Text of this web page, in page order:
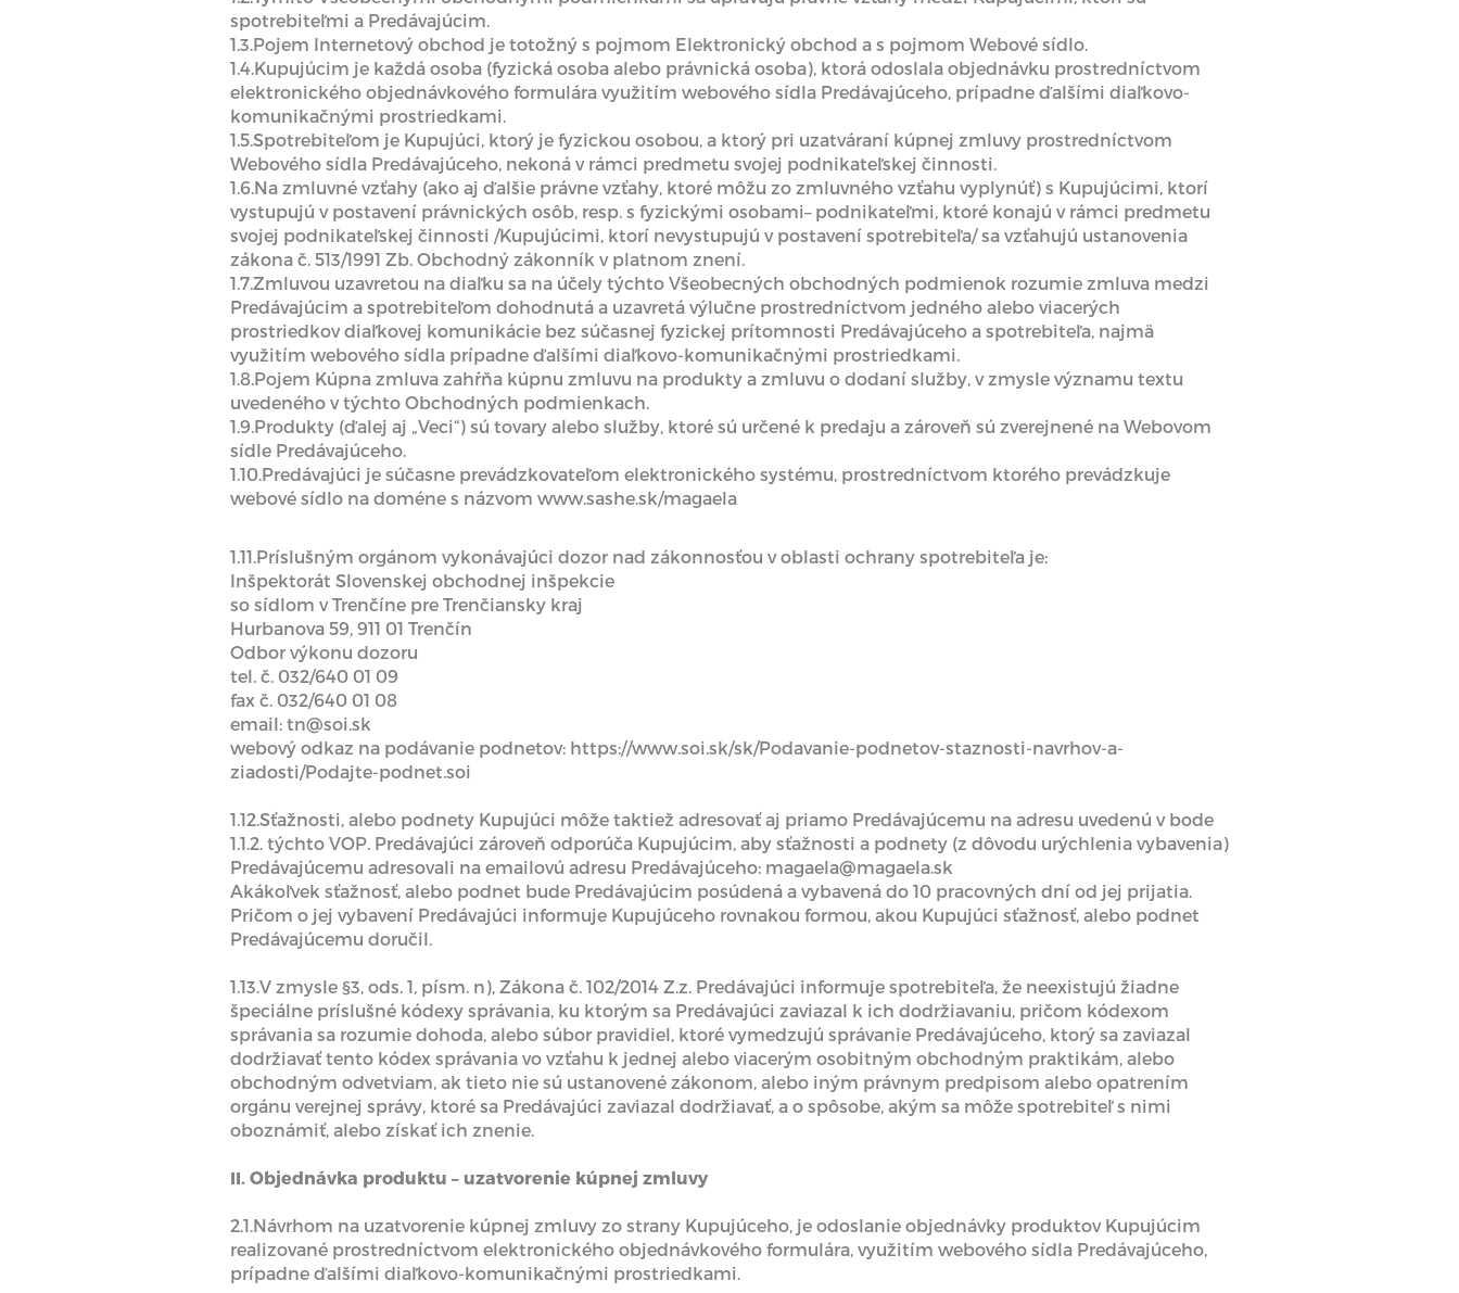
spotrebiteľmi a Predávajúcim.
1.3.Pojem Internetový obchod je totožný s pojmom Elektronický obchod a s pojmom Webové sídlo.
1.4.Kupujúcim je každá osoba (fyzická osoba alebo právnická osoba), ktorá odoslala objednávku prostredníctvom
elektronického objednávkového formulára využitím webového sídla Predávajúceho, prípadne ďalšími diaľkovo-
komunikačnými prostriedkami.
1.5.Spotrebiteľom je Kupujúci, ktorý je fyzickou osobou, a ktorý pri uzatváraní kúpnej zmluvy prostredníctvom
Webového sídla Predávajúceho, nekoná v rámci predmetu svojej podnikateľskej činnosti.
1.6.Na zmluvné vzťahy (ako aj ďalšie právne vzťahy, ktoré môžu zo zmluvného vzťahu vyplynúť) s Kupujúcimi, ktorí
vystupujú v postavení právnických osôb, resp. s fyzickými osobami– podnikateľmi, ktoré konajú v rámci predmetu
svojej podnikateľskej činnosti /Kupujúcimi, ktorí nevystupujú v postavení spotrebiteľa/ sa vzťahujú ustanovenia
zákona č. 513/1991 Zb. Obchodný zákonník v platnom znení.
1.7.Zmluvou uzavretou na diaľku sa na účely týchto Všeobecných obchodných podmienok rozumie zmluva medzi
Predávajúcim a spotrebiteľom dohodnutá a uzavretá výlučne prostredníctvom jedného alebo viacerých
prostriedkov diaľkovej komunikácie bez súčasnej fyzickej prítomnosti Predávajúceho a spotrebiteľa, najmä
využitím webového sídla prípadne ďalšími diaľkovo-komunikačnými prostriedkami.
1.8.Pojem Kúpna zmluva zahŕňa kúpnu zmluvu na produkty a zmluvu o dodaní služby, v zmysle významu textu
uvedeného v týchto Obchodných podmienkach.
1.9.Produkty (ďalej aj „Veci“) sú tovary alebo služby, ktoré sú určené k predaju a zároveň sú zverejnené na Webovom
sídle Predávajúceho.
1.10.Predávajúci je súčasne prevádzkovateľom elektronického systému, prostredníctvom ktorého prevádzkuje
webové sídlo na doméne s názvom www.sashe.sk/magaela
1.11.Príslušným orgánom vykonávajúci dozor nad zákonnosťou v oblasti ochrany spotrebiteľa je:
Inšpektorát Slovenskej obchodnej inšpekcie
so sídlom v Trenčíne pre Trenčiansky kraj
Hurbanova 59, 911 01 Trenčín
Odbor výkonu dozoru
tel. č. 032/640 01 09
fax č. 032/640 01 08
email: tn@soi.sk
webový odkaz na podávanie podnetov: https://www.soi.sk/sk/Podavanie-podnetov-staznosti-navrhov-a-
ziadosti/Podajte-podnet.soi
1.12.Sťažnosti, alebo podnety Kupujúci môže taktiež adresovať aj priamo Predávajúcemu na adresu uvedenú v bode
1.1.2. týchto VOP. Predávajúci zároveň odporúča Kupujúcim, aby sťažnosti a podnety (z dôvodu urýchlenia vybavenia)
Predávajúcemu adresovali na emailovú adresu Predávajúceho: magaela@magaela.sk
Akákoľvek sťažnosť, alebo podnet bude Predávajúcim posúdená a vybavená do 10 pracovných dní od jej prijatia.
Pričom o jej vybavení Predávajúci informuje Kupujúceho rovnakou formou, akou Kupujúci sťažnosť, alebo podnet
Predávajúcemu doručil.
1.13.V zmysle §3, ods. 1, písm. n), Zákona č. 102/2014 Z.z. Predávajúci informuje spotrebiteľa, že neexistujú žiadne
špeciálne príslušné kódexy správania, ku ktorým sa Predávajúci zaviazal k ich dodržiavaniu, pričom kódexom
správania sa rozumie dohoda, alebo súbor pravidiel, ktoré vymedzujú správanie Predávajúceho, ktorý sa zaviazal
dodržiavať tento kódex správania vo vzťahu k jednej alebo viacerým osobitným obchodným praktikám, alebo
obchodným odvetviam, ak tieto nie sú ustanovené zákonom, alebo iným právnym predpisom alebo opatrením
orgánu verejnej správy, ktoré sa Predávajúci zaviazal dodržiavať, a o spôsobe, akým sa môže spotrebiteľ s nimi
oboznámiť, alebo získať ich znenie.
II. Objednávka produktu – uzatvorenie kúpnej zmluvy
2.1.Návrhom na uzatvorenie kúpnej zmluvy zo strany Kupujúceho, je odoslanie objednávky produktov Kupujúcim
realizované prostredníctvom elektronického objednávkového formulára, využitím webového sídla Predávajúceho,
prípadne ďalšími diaľkovo-komunikačnými prostriedkami.